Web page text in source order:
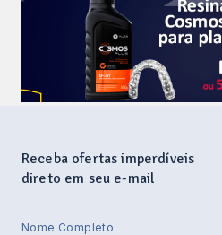
Receba ofertas imperdíveis
direto em seu e-mail
Nome Completo